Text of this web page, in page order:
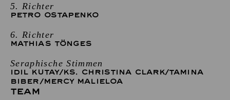
5. Richter
PETRO OSTAPENKO
6. Richter
MATHIAS TÖNGES
Seraphische Stimmen
IDIL KUTAY/KS. CHRISTINA CLARK/TAMINA
BIBER/MERCY MALIELOA
TEAM